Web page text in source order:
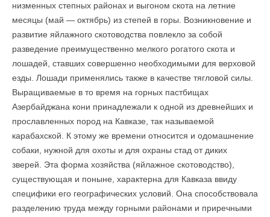
низменных степных районах и выгоном скота на летние
месяцы (май — октябрь) из степей в горы. Возникновение и
развитие яйлажного скотоводства повлекло за собой
разведение преимущественно мелкого рогатого скота и
лошадей, ставших совершенно необходимыми для верховой
езды. Лошади применялись также в качестве тягловой силы.
Выращиваемые в то время на горных пастбищах
Азербайджана кони принадлежали к одной из древнейших и
прославленных пород на Кавказе, так называемой
карабахской. К этому же времени относится и одомашнение
собаки, нужной для охоты и для охраны стад от диких
зверей. Эта форма хозяйства (яйлажное скотоводство),
существующая и поныне, характерна для Кавказа ввиду
специфики его географических условий. Она способствовала
разделению труда между горными районами и приречными